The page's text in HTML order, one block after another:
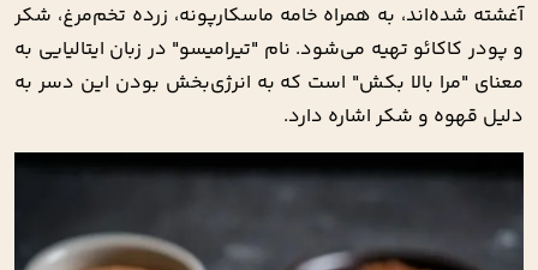
آغشته شده‌اند، به همراه خامه ماسکارپونه، زرده تخم‌مرغ، شکر
و پودر کاکائو تهیه می‌شود. نام "تیرامیسو" در زبان ایتالیایی به
معنای "مرا بالا بکش" است که به انرژی‌بخش بودن این دسر به
دلیل قهوه و شکر اشاره دارد.